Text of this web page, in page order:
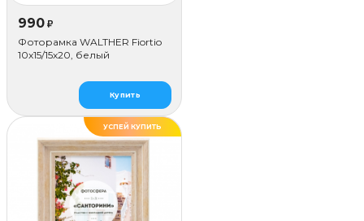
990 ₽
Фоторамка WALTHER Fiortio
10x15/15х20, белый
Купить
УСПЕЙ КУПИТЬ
ДЕЛАЕМ САМИ